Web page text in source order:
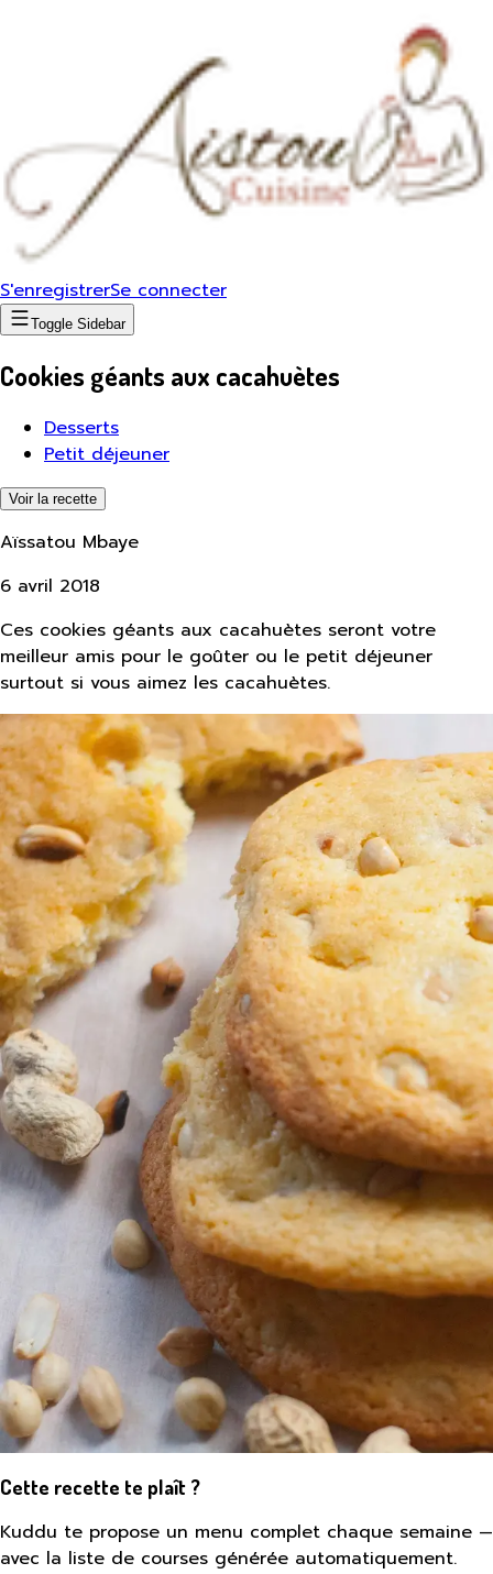
S'enregistrerSe connecter
Toggle Sidebar
Cookies géants aux cacahuètes
Desserts
Petit déjeuner
Voir la recette
Aïssatou Mbaye
6 avril 2018
Ces cookies géants aux cacahuètes seront votre
meilleur amis pour le goûter ou le petit déjeuner
surtout si vous aimez les cacahuètes.
Cette recette te plaît ?
Kuddu te propose un menu complet chaque semaine —
avec la liste de courses générée automatiquement.